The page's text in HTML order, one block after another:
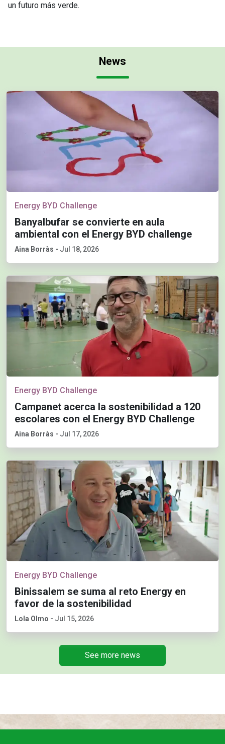
un futuro más verde.
News
Energy BYD Challenge
Banyalbufar se convierte en aula
ambiental con el Energy BYD challenge
Aina Borràs - Jul 18, 2026
Energy BYD Challenge
Campanet acerca la sostenibilidad a 120
escolares con el Energy BYD Challenge
Aina Borràs - Jul 17, 2026
Energy BYD Challenge
Binissalem se suma al reto Energy en
favor de la sostenibilidad
Lola Olmo - Jul 15, 2026
See more news